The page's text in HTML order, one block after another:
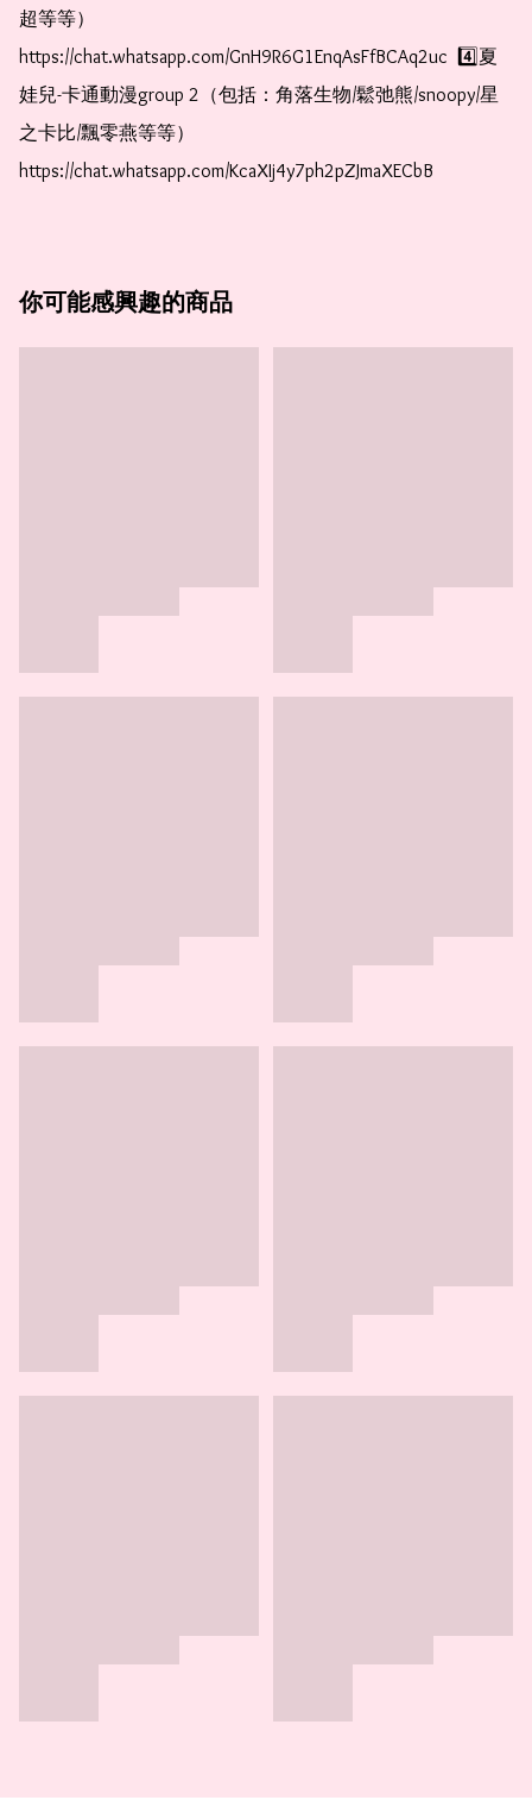
超等等）
https://chat.whatsapp.com/GnH9R6G1EnqAsFfBCAq2uc  4️⃣夏
娃兒-卡通動漫group 2（包括：角落生物/鬆弛熊/snoopy/星
之卡比/飄零燕等等）
https://chat.whatsapp.com/KcaXIj4y7ph2pZJmaXECbB
你可能感興趣的商品